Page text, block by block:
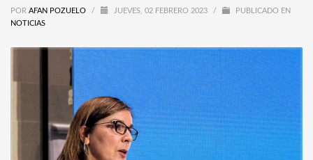
POR AFAN POZUELO / JUEVES, 02 FEBRERO 2023 /
PUBLICADO EN
NOTICIAS